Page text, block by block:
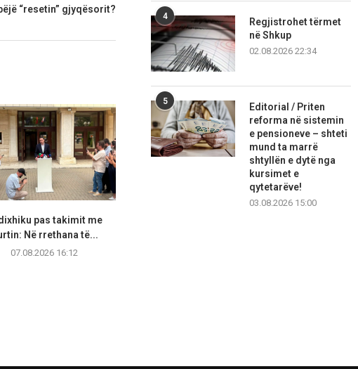
“resetin” gjyqësorit?
pas takimit me
Në rrethana të...
07.08.2026 16:12
4
Regjistrohet tërmet
në Shkup
02.08.2026 22:34
5
Editorial / Priten
reforma në sistemin
e pensioneve – shteti
mund ta marrë
shtyllën e dytë nga
kursimet e
qytetarëve!
03.08.2026 15:00